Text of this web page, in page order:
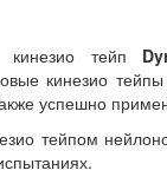
кинезио тейп
кинезио
успешно
тейпом